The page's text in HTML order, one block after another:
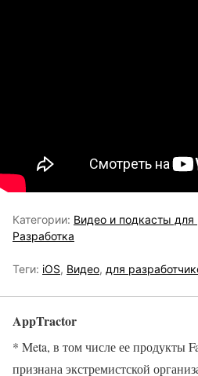
Категории: Видео и подкасты для
Разработка
Теги: iOS, Видео, для
AppTractor
* Meta, в том числе ее продукты
признана экстремистской